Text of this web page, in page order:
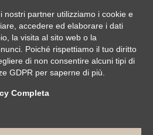
di un operatore Edilclima
nostri partner utilizziamo i cookie e
accedere ed elaborare i dati
la visita al sito web o la
Poiché rispettiamo il tuo diritto
di non consentire alcuni tipi di
GDPR per saperne di più.
Completa